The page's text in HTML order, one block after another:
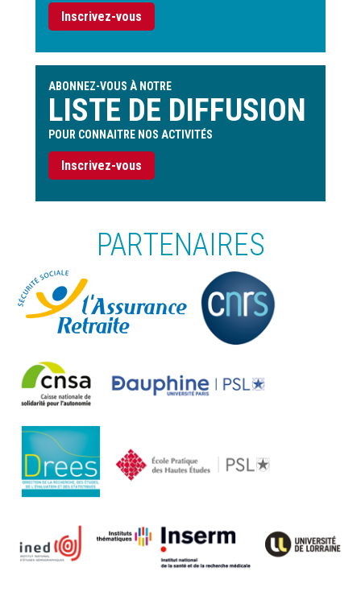
Inscrivez-vous
ABONNEZ-VOUS À NOTRE
LISTE DE DIFFUSION
POUR CONNAITRE NOS ACTIVITÉS
Inscrivez-vous
PARTENAIRES